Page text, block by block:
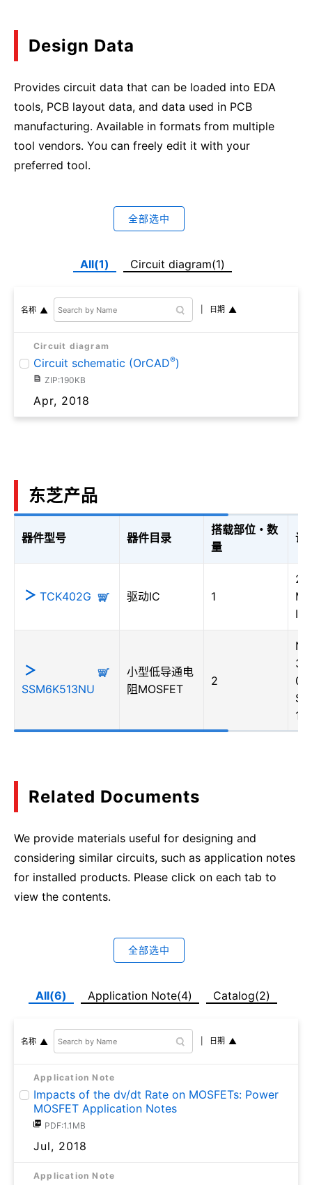
Design Data
Provides circuit data that can be loaded into EDA
tools, PCB layout data, and data used in PCB
manufacturing. Available in formats from multiple
tool vendors. You can freely edit it with your
preferred tool.
全部选中
All(1) Circuit diagram(1)
名称 日期
Circuit diagram
Circuit schematic (OrCAD®)
ZIP:190KB
Apr, 2018
东芝产品
器件型号 器件目录
搭载部位・数
量
说
TCK402G 驱动IC 1
IC
SSM6K513NU
小型低导通电
阻MOSFET
2
N
Related Documents
We provide materials useful for designing and
considering similar circuits, such as application notes
for installed products. Please click on each tab to
view the contents.
全部选中
All(6) Application Note(4) Catalog(2)
名称 日期
Application Note
Impacts of the dv/dt Rate on MOSFETs: Power
MOSFET Application Notes
PDF:1.1MB
Jul, 2018
Application Note